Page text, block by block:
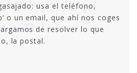
usa el teléfono,
o un email, que ahí nos coges
de resolver lo que
la postal.